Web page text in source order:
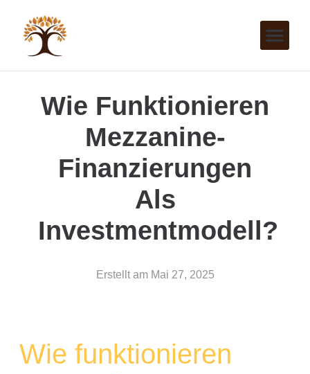
Wie Funktionieren
Mezzanine-
Finanzierungen
Als
Investmentmodell?
Erstellt am Mai 27, 2025
Wie funktionieren